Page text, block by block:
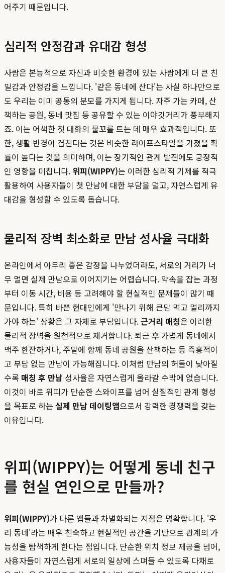
어주기 때문입니다.
심리적 안정감과 유대감 형성
사람은 본능적으로 자신과 비슷한 환경에 있는 사람에게 더 큰 친
밀감과 안정감을 느낍니다. '같은 동네에 산다'는 사실 하나만으로
도 우리는 이미 공통의 분모를 가지게 됩니다. 자주 가는 카페, 산
책하는 공원, 동네 맛집 등 공유할 수 있는 이야깃거리가 풍부해지
죠. 이는 어색한 첫 대화의 물꼬를 트는 데 매우 효과적입니다. 또
한, 생활 반경이 겹친다는 것은 비슷한 라이프스타일을 가졌을 확
률이 높다는 것을 의미하며, 이는 장기적인 관계 발전에도 긍정적
인 영향을 미칩니다. 위피(WIPPY)는 이러한 심리적 기제를 적극
활용하여 사용자들이 첫 만남에 대한 부담을 덜고, 자연스럽게 유
대감을 형성할 수 있도록 돕습니다.
물리적 장벽 최소화로 만남 성사율 극대화
온라인에서 아무리 좋은 감정을 나누었더라도, 서로의 거리가 너
무 멀면 실제 만남으로 이어지기는 어렵습니다. 약속을 잡는 과정
부터 이동 시간, 비용 등 고려해야 할 현실적인 문제들이 많기 때
문입니다. 특히 바쁜 현대인에게 '만나기 위해 큰맘 먹고 멀리까지
가야 하는' 상황은 그 자체로 부담입니다.근거리 매칭은 이러한
물리적 장벽을 원천적으로 제거합니다. 퇴근 후 가볍게 동네에서
맥주 한잔하거나, 주말에 함께 동네 공원을 산책하는 등 즉흥적이
고 부담 없는 만남이 가능해집니다. 이처럼 만남의 허들이 낮아질
수록 매칭 후 만남 성사율은 자연스럽게 올라갈 수밖에 없습니다.
이것이 바로 위피가 단순한 스와이프를 넘어 실질적인 관계 형성
을 목표로 하는 실제 만남 데이팅앱으로서 강력한 경쟁력을 갖는
이유입니다.
위피(WIPPY)는 어떻게 동네 친구
를 현실 연인으로 만들까?
위피(WIPPY)가 다른 앱들과 차별화되는 지점은 명확합니다. '우
리 동네'라는 매우 친숙하고 현실적인 공간을 기반으로 관계의 가
능성을 탐색하게 한다는 점입니다. 단순한 위치 정보 제공을 넘어,
사용자들이 자연스럽게 서로의 일상에 스며들 수 있도록 다채로